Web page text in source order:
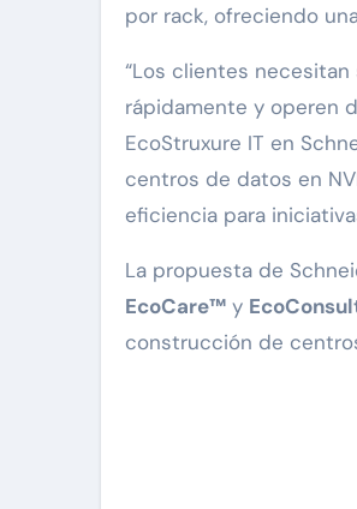
por rack, ofreciendo
“Los clientes
rápidamente y operen
EcoStruxure IT en
centros de datos en
eficiencia para
La propuesta de
EcoCare™ y
construcción de